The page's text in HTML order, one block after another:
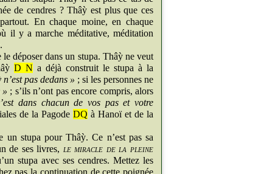
de cendres ? Thâỳ est plus que ces
En chaque moine, en chaque
il y a marche méditative, méditation
déposer dans un stupa. Thâỳ ne veut
D N a déjà construit le stupa à la
pas dedans » ; si les personnes ne
» ; s’ils n’ont pas encore compris, alors
dans chacun de vos pas et votre
de la Pagode DQ à Hanoï et de la
un stupa pour Thâỳ. Ce n’est pas sa
de ses livres, le miracle de la pleine
stupa avec ses cendres. Mettez les
pas la continuation de cette poignée